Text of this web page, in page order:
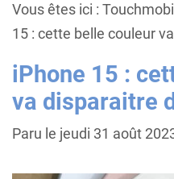
Vous êtes ici :
15 : cette belle couleur
iPhone 15 :
va disparaitre
Paru le jeudi 31 août